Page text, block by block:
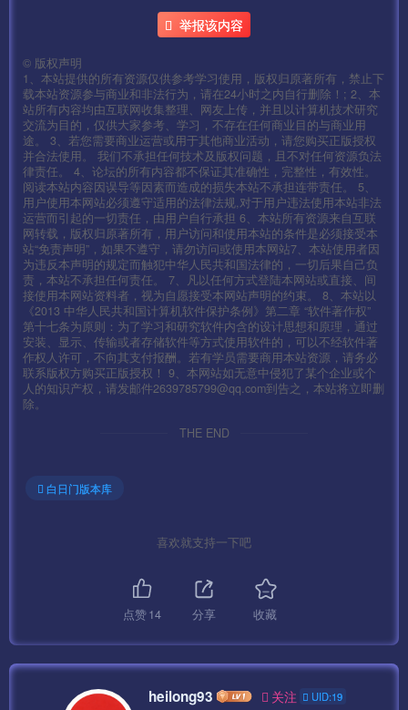
举报该内容
© 版权声明
1、本站提供的所有资源仅供参考学习使用，版权归原著所有，禁止下
载本站资源参与商业和非法行为，请在24小时之内自行删除！; 2、本
站所有内容均由互联网收集整理、网友上传，并且以计算机技术研究
交流为目的，仅供大家参考、学习，不存在任何商业目的与商业用
途。 3、若您需要商业运营或用于其他商业活动，请您购买正版授权
并合法使用。 我们不承担任何技术及版权问题，且不对任何资源负法
律责任。 4、论坛的所有内容都不保证其准确性，完整性，有效性。
阅读本站内容因误导等因素而造成的损失本站不承担连带责任。 5、
用户使用本网站必须遵守适用的法律法规,对于用户违法使用本站非法
运营而引起的一切责任，由用户自行承担 6、本站所有资源来自互联
网转载，版权归原著所有，用户访问和使用本站的条件是必须接受本
站“免责声明”，如果不遵守，请勿访问或使用本网站7、本站使用者因
为违反本声明的规定而触犯中华人民共和国法律的，一切后果自己负
责，本站不承担任何责任。 7、凡以任何方式登陆本网站或直接、间
接使用本网站资料者，视为自愿接受本网站声明的约束。 8、本站以
《2013 中华人民共和国计算机软件保护条例》第二章 “软件著作权”
第十七条为原则：为了学习和研究软件内含的设计思想和原理，通过
安装、显示、传输或者存储软件等方式使用软件的，可以不经软件著
作权人许可，不向其支付报酬。若有学员需要商用本站资源，请务必
联系版权方购买正版授权！ 9、本网站如无意中侵犯了某个企业或个
人的知识产权，请发邮件2639785799@qq.com到告之，本站将立即删
除。
THE END
白日门版本库
喜欢就支持一下吧
点赞14 分享 收藏
heilong93 关注 UID:19